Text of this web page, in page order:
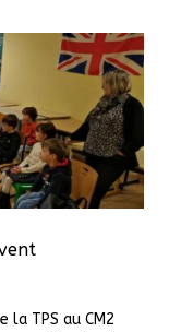
la TPS au CM2